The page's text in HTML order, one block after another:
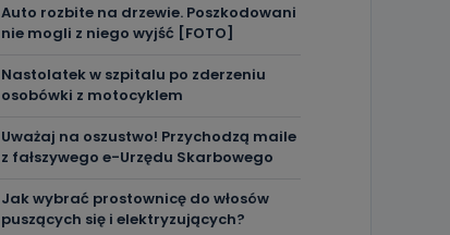
Auto rozbite na drzewie. Poszkodowani
nie mogli z niego wyjść [FOTO]
Nastolatek w szpitalu po zderzeniu
osobówki z motocyklem
Uważaj na oszustwo! Przychodzą maile
z fałszywego e-Urzędu Skarbowego
Jak wybrać prostownicę do włosów
puszących się i elektryzujących?